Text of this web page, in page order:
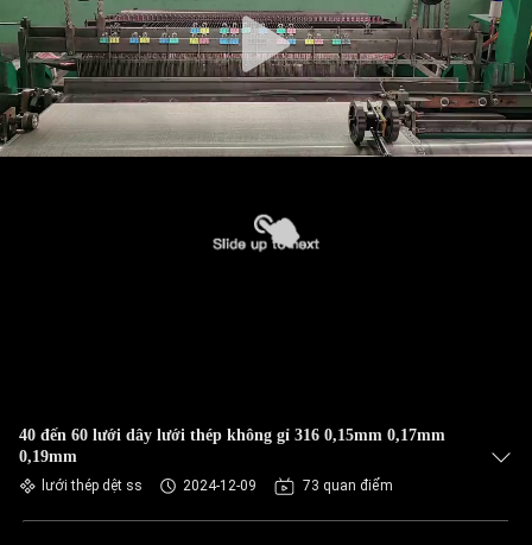
40 đến 60 lưới dây lưới thép không gỉ 316 0,15mm 0,17mm
0,19mm
lưới thép dệt ss 2024-12-09 73 quan điểm